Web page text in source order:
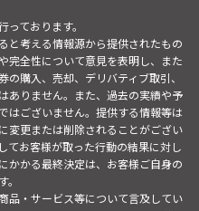
ております。
と考える情報源から提供されたもの
完全性について意見を表明し、また
購入、売却、デリバティブ取引、
ありません。また、過去の実績や予
はございません。提供する情報等は
変更または削除されることがござい
てお客様が取った行動の結果に対し
かかる最終決定は、お客様ご自身の
品・サービス等について言及してい